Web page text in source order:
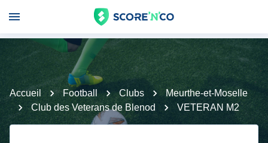
Accueil Football Clubs
Meurthe-et-Moselle
Club des Veterans de Blenod
VETERAN M2